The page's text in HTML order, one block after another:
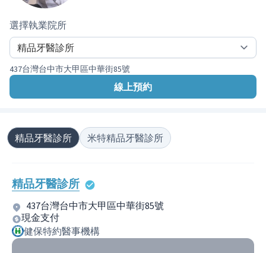
選擇執業院所
437台灣台中市大甲區中華街85號
線上預約
精品牙醫診所 米特精品牙醫診所
精品牙醫診所
437台灣台中市大甲區中華街85號
現金支付
健保特約醫事機構